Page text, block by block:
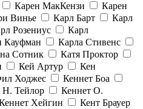
Карен МакКензи
Карен
Винье Карл Барт
Карл
Розениус
Карл
Кауфман
Карла Стивенс
Сотник
Катя Проктор
Кей Артур
Кен
Ходжес
Кеннет Боа
Н. Тейлор
Кеннет О.
Хейгин
Кент Брауер